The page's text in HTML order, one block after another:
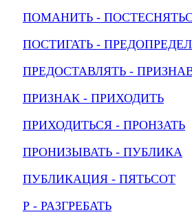
ПОМАНИТЬ -
ПОСТИГАТЬ -
ПРЕДОСТАВЛЯТЬ -
ПРИЗНАК - ПРИХОДИТЬ
ПРИХОДИТЬСЯ - ПРОНЗАТЬ
ПРОНИЗЫВАТЬ - ПУБЛИКА
ПУБЛИКАЦИЯ - ПЯТЬСОТ
Р - РАЗГРЕБАТЬ